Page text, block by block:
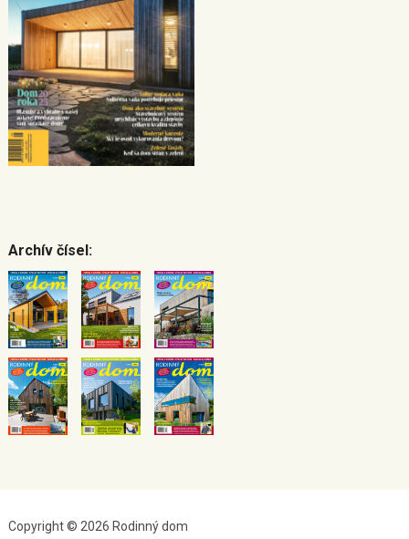
Archív čísel:
Copyright © 2026 Rodinný dom